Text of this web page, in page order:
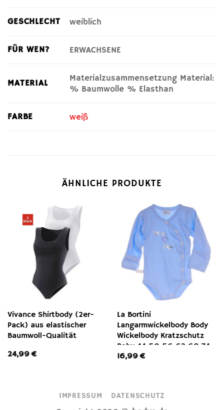
GESCHLECHT weiblich
FÜR WEN? ERWACHSENE
MATERIAL
Materialzusammensetzung Material:
% Baumwolle % Elasthan
FARBE weiß
ÄHNLICHE PRODUKTE
Vivance Shirtbody (2er-
Pack) aus elastischer
Baumwoll-Qualität
24,99€
La Bortini
Langarmwickelbody Body
Wickelbody Kratzschutz
Baby 44 50 56 62 68 74
80 86 92 98 104
16,99€
IMPRESSUM DATENSCHUTZ